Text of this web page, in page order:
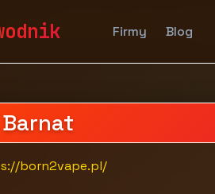
Firmy Blog
Firmy Pozostałe
born2vape.pl/